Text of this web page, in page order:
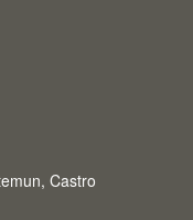
Castro